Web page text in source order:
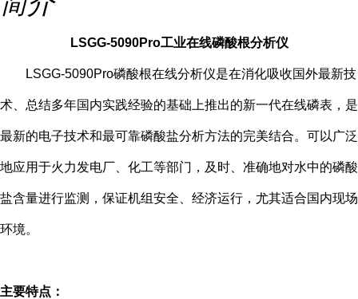
LSGG-5090Pro工业在线磷酸根分析仪
LSGG-5090Pro磷酸根在线分析仪是在消化吸收国外最新技
术、总结多年国内实践经验的基础上推出的新一代在线磷表，是
最新的电子技术和最可靠磷酸盐分析方法的完美结合。可以广泛
地应用于火力发电厂、化工等部门，及时、准确地对水中的磷酸
盐含量进行监测，保证机组安全、经济运行，尤其适合国内现场
环境。
主要特点：